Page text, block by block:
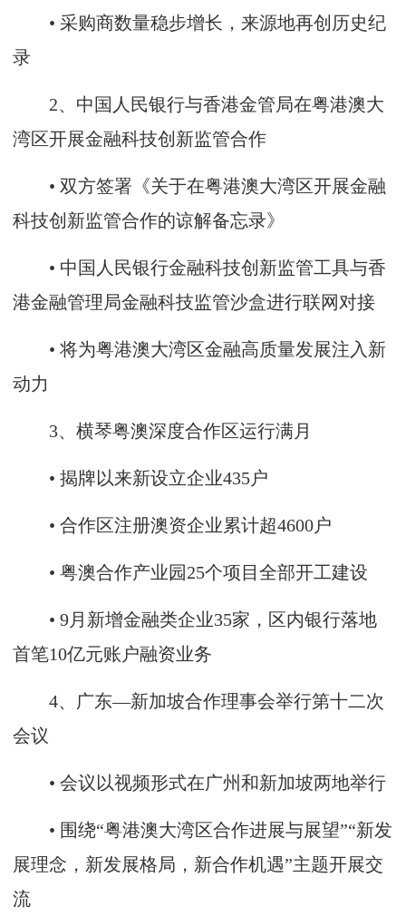
• 采购商数量稳步增长，来源地再创历史纪
录
2、中国人民银行与香港金管局在粤港澳大
湾区开展金融科技创新监管合作
• 双方签署《关于在粤港澳大湾区开展金融
科技创新监管合作的谅解备忘录》
• 中国人民银行金融科技创新监管工具与香
港金融管理局金融科技监管沙盒进行联网对接
• 将为粤港澳大湾区金融高质量发展注入新
动力
3、横琴粤澳深度合作区运行满月
• 揭牌以来新设立企业435户
• 合作区注册澳资企业累计超4600户
• 粤澳合作产业园25个项目全部开工建设
• 9月新增金融类企业35家，区内银行落地
首笔10亿元账户融资业务
4、广东—新加坡合作理事会举行第十二次
会议
• 会议以视频形式在广州和新加坡两地举行
• 围绕“粤港澳大湾区合作进展与展望”“新发
展理念，新发展格局，新合作机遇”主题开展交
流